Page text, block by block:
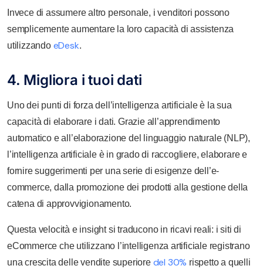
Invece di assumere altro personale, i venditori possono
semplicemente aumentare la loro capacità di assistenza
utilizzando eDesk.
4. Migliora i tuoi dati
Uno dei punti di forza dell’intelligenza artificiale è la sua
capacità di elaborare i dati. Grazie all’apprendimento
automatico e all’elaborazione del linguaggio naturale (NLP),
l’intelligenza artificiale è in grado di raccogliere, elaborare e
fornire suggerimenti per una serie di esigenze dell’e-
commerce, dalla promozione dei prodotti alla gestione della
catena di approvvigionamento.
Questa velocità e insight si traducono in ricavi reali: i siti di
eCommerce che utilizzano l’intelligenza artificiale registrano
una crescita delle vendite superiore del 30% rispetto a quelli